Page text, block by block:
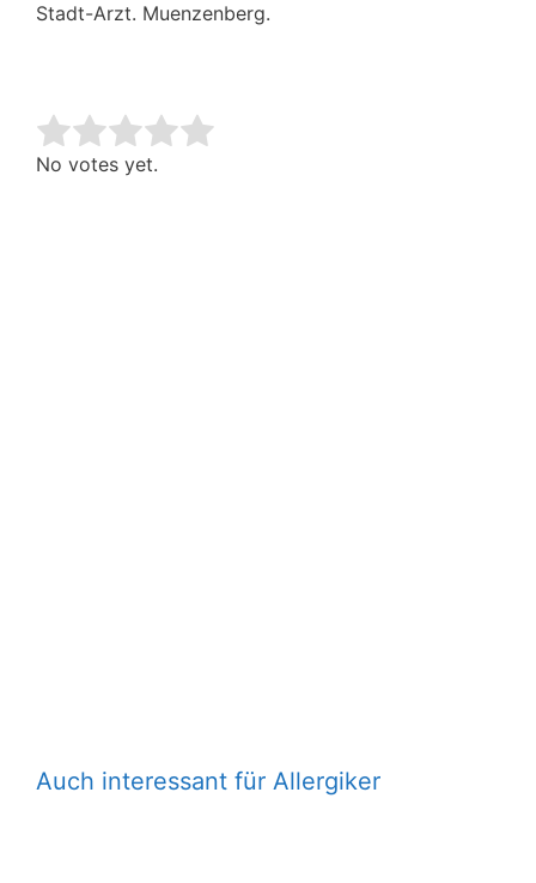
Stadt-Arzt. Muenzenberg.
Rate this item:
No votes yet.
Auch interessant für Allergiker